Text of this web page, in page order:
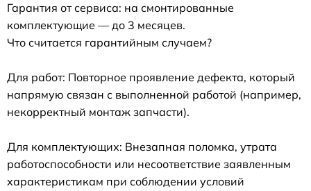
Гарантия от сервиса: на смонтированные
комплектующие — до 3 месяцев.
Что считается гарантийным случаем?
Для работ: Повторное проявление дефекта, который
напрямую связан с выполненной работой (например,
некорректный монтаж запчасти).
Для комплектующих: Внезапная поломка, утрата
работоспособности или несоответствие заявленным
характеристикам при соблюдении условий